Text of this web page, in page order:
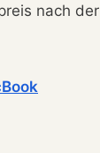
nach der